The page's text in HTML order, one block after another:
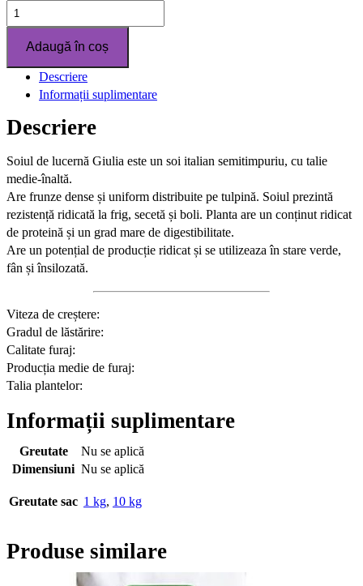
Adaugă în coș
Descriere
Informații suplimentare
Descriere
Soiul de lucernă Giulia este un soi italian semitimpuriu, cu talie
medie-înaltă.
Are frunze dense și uniform distribuite pe tulpină. Soiul prezintă
rezistență ridicată la frig, secetă și boli. Planta are un conținut ridicat
de proteină și un grad mare de digestibilitate.
Are un potențial de producție ridicat și se utilizeaza în stare verde,
fân și însilozată.
Viteza de creștere:
Gradul de lăstărire:
Calitate furaj:
Producția medie de furaj:
Talia plantelor:
Informații suplimentare
Greutate
Nu se aplică
Dimensiuni Nu se aplică
Greutate sac 1 kg, 10 kg
Produse similare